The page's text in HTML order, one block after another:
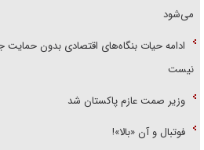
می‌شود
ادامه حیات بنگاه‌های اقتصادی بدون
نیست
وزیر صمت عازم پاکستان شد
فوتبال و آن «بالا»!